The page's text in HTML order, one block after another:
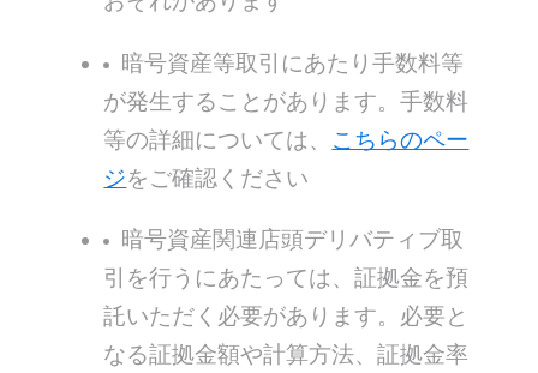
暗号資産等取引にあたり手数料等
が発生することがあります。手数料
等の詳細については、 こちらのペー
ジをご確認ください
暗号資産関連店頭デリバティブ取
引を行うにあたっては、証拠金を預
託いただく必要があります。必要と
なる証拠金額や計算方法、証拠金率